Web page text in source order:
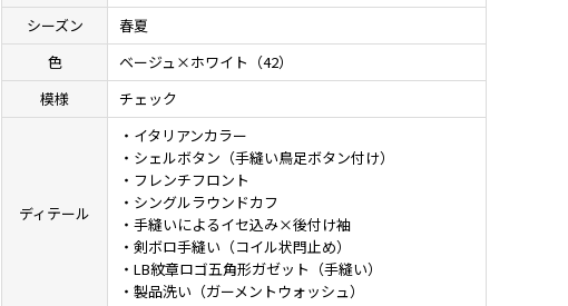
シーズン
春夏
色
ベージュ×ホワイト（42）
模様
チェック
ディテール
・イタリアンカラー
・シェルボタン（手縫い鳥足ボタン付け）
・フレンチフロント
・シングルラウンドカフ
・手縫いによるイセ込み×後付け袖
・剣ボロ手縫い（コイル状閂止め）
・LB紋章ロゴ五角形ガゼット（手縫い）
・製品洗い（ガーメントウォッシュ）